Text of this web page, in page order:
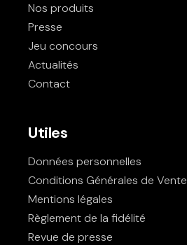
Nos produits
Presse
Jeu concours
Actualités
Contact
Utiles
Données personnelles
Conditions Générales de Vente
Mentions légales
Règlement de la fidélité
Revue de presse